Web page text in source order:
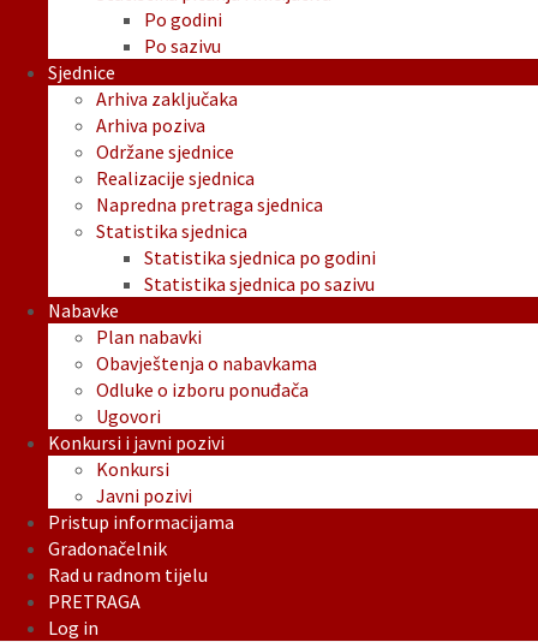
Po godini
Po sazivu
Sjednice
Arhiva zaključaka
Arhiva poziva
Održane sjednice
Realizacije sjednica
Napredna pretraga sjednica
Statistika sjednica
Statistika sjednica po godini
Statistika sjednica po sazivu
Nabavke
Plan nabavki
Obavještenja o nabavkama
Odluke o izboru ponuđača
Ugovori
Konkursi i javni pozivi
Konkursi
Javni pozivi
Pristup informacijama
Gradonačelnik
Rad u radnom tijelu
PRETRAGA
Log in